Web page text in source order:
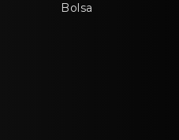
Bolsa